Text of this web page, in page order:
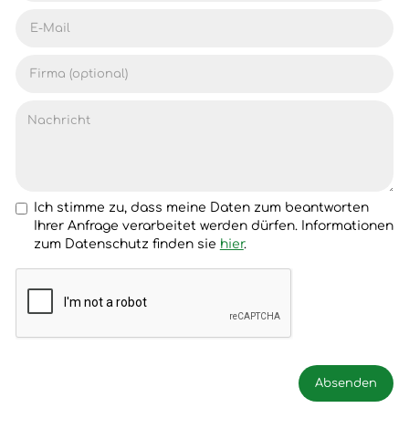
Ich stimme zu, dass meine Daten zum beantworten
Ihrer Anfrage verarbeitet werden dürfen. Informationen
zum Datenschutz finden sie hier.